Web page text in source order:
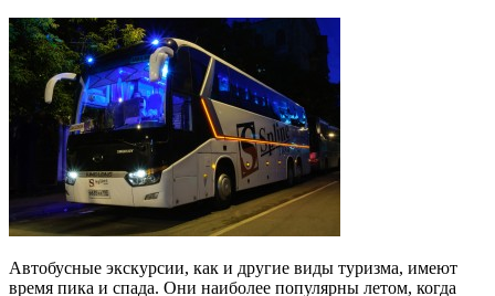
Автобусные экскурсии, как и другие виды туризма, имеют
время пика и спада. Они наиболее популярны летом, когда